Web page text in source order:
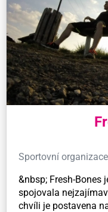
Sportovní organizace
&nbsp; Fresh-Bones
spojovala
chvíli je postavena